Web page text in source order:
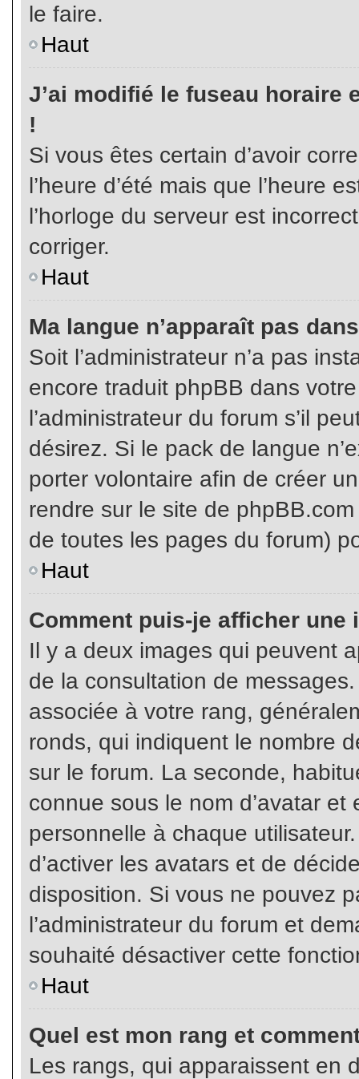
le faire.
Haut
J’ai modifié le fuseau horaire
!
Si vous êtes certain d’avoir
l’heure d’été mais que l’heure
l’horloge du serveur est
corriger.
Haut
Ma langue n’apparaît pas
Soit l’administrateur n’a pas
encore traduit phpBB dans
l’administrateur du forum s’il
désirez. Si le pack de langue
porter volontaire afin de créer
rendre sur le site de
de toutes les pages du forum)
Haut
Comment puis-je afficher une
Il y a deux images qui peuvent
de la consultation de
associée à votre rang,
ronds, qui indiquent le nombre
sur le forum. La seconde,
connue sous le nom d’avatar
personnelle à chaque
d’activer les avatars et de
disposition. Si vous ne pouvez
l’administrateur du forum et
souhaité désactiver cette
Haut
Quel est mon rang et
Les rangs, qui apparaissent en